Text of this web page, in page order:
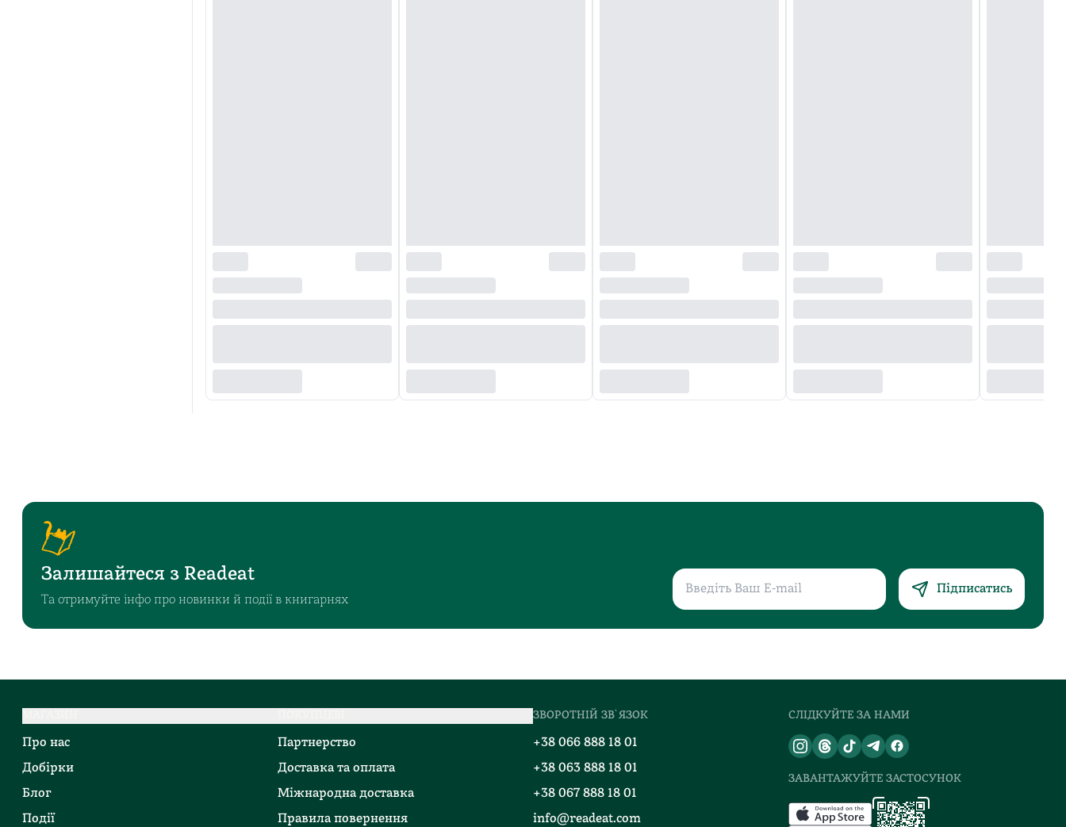
Залишайтеся з Readeat
Та отримуйте інфо про новинки й події в книгарнях
Підписатись
Про нас
Добірки
Блог
Події
Партнерство
Доставка та оплата
Міжнародна доставка
Правила повернення
ЗВОРОТНІЙ ЗВ`ЯЗОК
+38 066 888 18 01
+38 063 888 18 01
+38 067 888 18 01
info@readeat.com
СЛІДКУЙТЕ ЗА НАМИ
ЗАВАНТАЖУЙТЕ ЗАСТОСУНОК